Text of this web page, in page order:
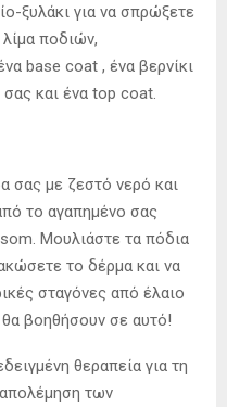
ξυλάκι για να σπρώξετε
ποδιών,
base coat , ένα βερνίκι
και ένα top coat.
σας με ζεστό νερό και
το αγαπημένο σας
Μουλιάστε τα πόδια
το δέρμα και να
σταγόνες από έλαιο
βοηθήσουν σε αυτό!
θεραπεία για τη
των